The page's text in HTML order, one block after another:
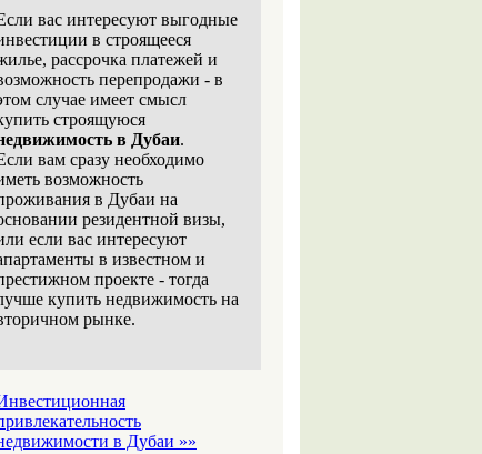
вас интересуют выгодные
в строящееся
рассрочка платежей и
перепродажи - в
случае имеет смысл
строящуюся
в Дубаи.
вам сразу необходимо
возможность
в Дубаи на
резидентной визы,
если вас интересуют
в известном и
проекте - тогда
купить недвижимость на
рынке.
в Дубаи »»